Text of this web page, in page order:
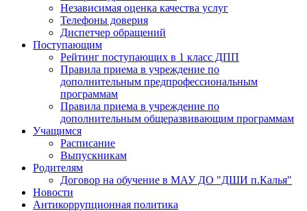
Независимая оценка качества услуг
Телефоны доверия
Диспетчер обращений
Поступающим
Рейтинг поступающих в 1 класс ДПП
Правила приема в учреждение по
дополнительным предпрофессиональным
программам
Правила приема в учреждение по
дополнительным общеразвивающим программам
Учащимся
Расписание
Выпускникам
Родителям
Договор на обучение в МАУ ДО "ДШИ п.Калья"
Новости
Антикоррупционная политика